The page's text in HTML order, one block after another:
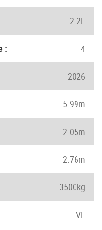
2.2L
: 4
2026
5.99m
2.05m
2.76m
3500kg
VL